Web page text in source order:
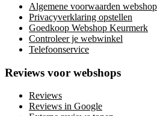
Algemene voorwaarden webshop
Privacyverklaring opstellen
Goedkoop Webshop Keurmerk
Controleer je webwinkel
Telefoonservice
Reviews voor webshops
Reviews
Reviews in Google